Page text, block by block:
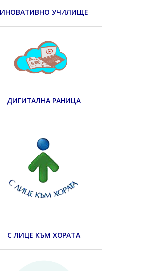
ИНОВАТИВНО УЧИЛИЩЕ
ДИГИТАЛНА РАНИЦА
С ЛИЦЕ КЪМ ХОРАТА